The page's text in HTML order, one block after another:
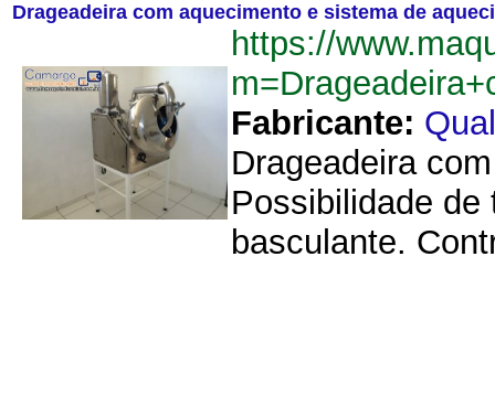
Drageadeira com aquecimento e sistema de
https://
Fabricante:
Drageadeira
Possibilidade de
basculante.